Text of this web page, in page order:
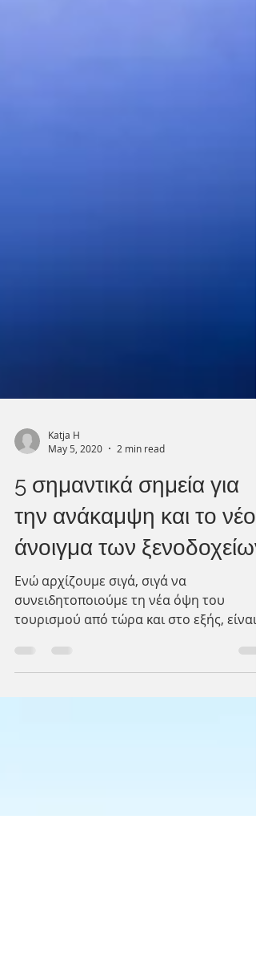
May 5, 2020
2 min read
5 σημαντικά σημεία για
την ανάκαμψη και το νέο
άνοιγμα των ξενοδοχείων
Ενώ αρχίζουμε σιγά, σιγά να
τουρισμού από τώρα και στο εξής, είναι
σημαντικό να επικεντρώσουμε τις...